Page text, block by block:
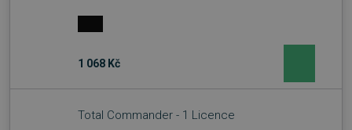
1 068 Kč
Total Commander - 1 Licence